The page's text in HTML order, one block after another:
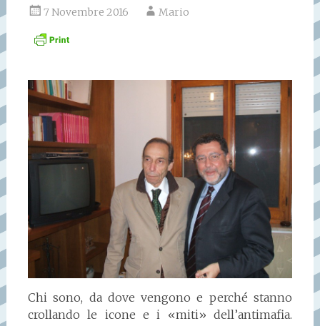
7 Novembre 2016 Mario
Chi sono, da dove vengono e perché stanno
crollando le icone e i «miti» dell’antimafia.